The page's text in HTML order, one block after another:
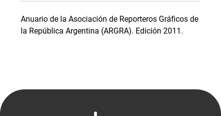
Anuario de la Asociación de Reporteros Gráficos de
la República Argentina (ARGRA). Edición 2011.